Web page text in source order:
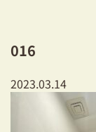
016
2023.03.14